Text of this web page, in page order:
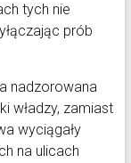
tych nie
prób
nadzorowana
władzy, zamiast
wyciągały
na ulicach